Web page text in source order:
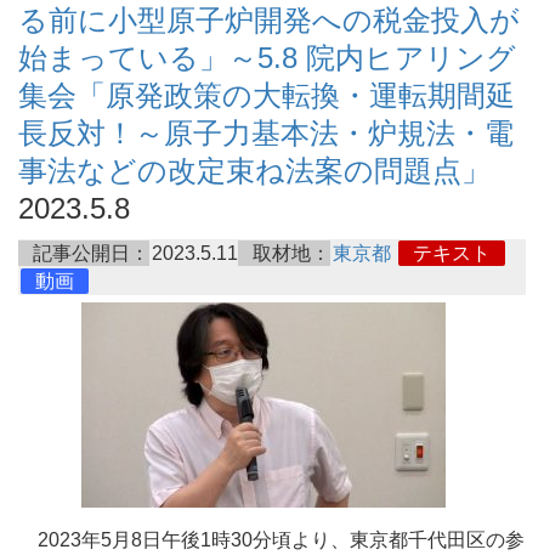
る前に小型原子炉開発への税金投入が
始まっている」～5.8 院内ヒアリング
集会「原発政策の大転換・運転期間延
長反対！～原子力基本法・炉規法・電
事法などの改定束ね法案の問題点」
2023.5.8
記事公開日： 2023.5.11 取材地： 東京都
テキスト
動画
2023年5月8日午後1時30分頃より、東京都千代田区の参